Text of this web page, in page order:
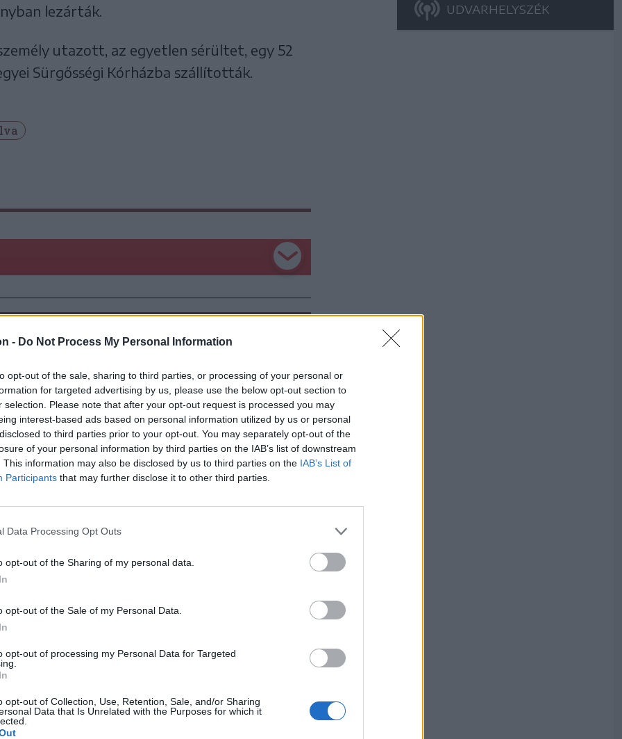
- Do Not Process My Personal Information
opt-out of the sale, sharing to third parties, or processing of your personal or
for targeted advertising by us, please use the below opt-out section to
selection. Please note that after your opt-out request is processed you may
interest-based ads based on personal information utilized by us or personal
to third parties prior to your opt-out. You may separately opt-out of the
of your personal information by third parties on the IAB’s list of downstream
This information may also be disclosed by us to third parties on the IAB’s List of
Participants that may further disclose it to other third parties.
Data Processing Opt Outs
opt-out of the Sharing of my personal data.
opt-out of the Sale of my Personal Data.
opt-out of processing my Personal Data for Targeted
opt-out of Collection, Use, Retention, Sale, and/or Sharing
Data that Is Unrelated with the Purposes for which it
lezárták.
utazott, az egyetlen sérültet, egy 52
Sürgősségi Kórházba szállították.
UDVARHELYSZÉK
ért a
–
román és a magyar